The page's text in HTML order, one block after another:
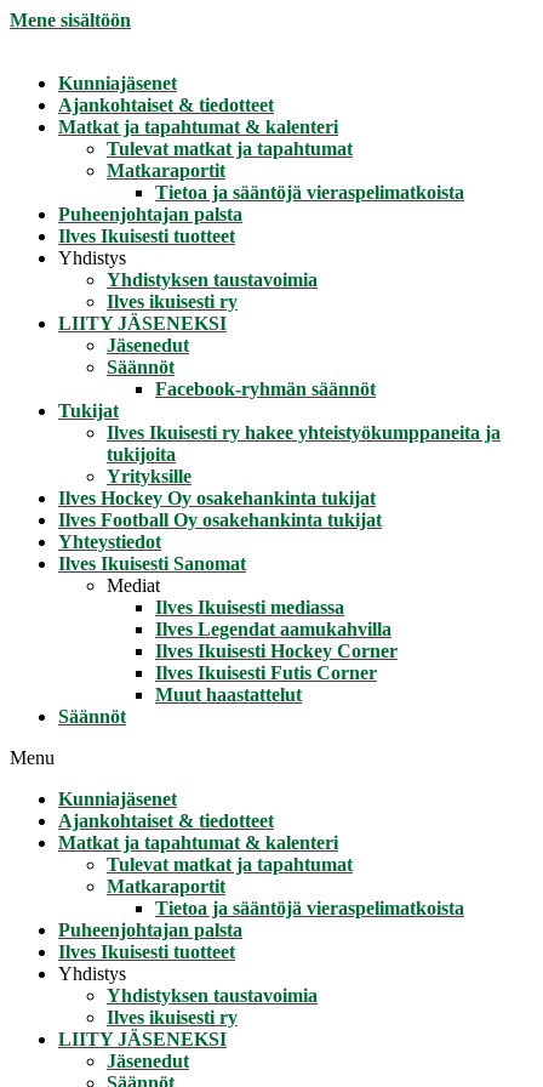
Mene sisältöön
Kunniajäsenet
Ajankohtaiset & tiedotteet
Matkat ja tapahtumat & kalenteri
Tulevat matkat ja tapahtumat
Matkaraportit
Tietoa ja sääntöjä vieraspelimatkoista
Puheenjohtajan palsta
Ilves Ikuisesti tuotteet
Yhdistys
Yhdistyksen taustavoimia
Ilves ikuisesti ry
LIITY JÄSENEKSI
Jäsenedut
Säännöt
Facebook-ryhmän säännöt
Tukijat
Ilves Ikuisesti ry hakee yhteistyökumppaneita ja
tukijoita
Yrityksille
Ilves Hockey Oy osakehankinta tukijat
Ilves Football Oy osakehankinta tukijat
Yhteystiedot
Ilves Ikuisesti Sanomat
Mediat
Ilves Ikuisesti mediassa
Ilves Legendat aamukahvilla
Ilves Ikuisesti Hockey Corner
Ilves Ikuisesti Futis Corner
Muut haastattelut
Säännöt
Menu
Kunniajäsenet
Ajankohtaiset & tiedotteet
Matkat ja tapahtumat & kalenteri
Tulevat matkat ja tapahtumat
Matkaraportit
Tietoa ja sääntöjä vieraspelimatkoista
Puheenjohtajan palsta
Ilves Ikuisesti tuotteet
Yhdistys
Yhdistyksen taustavoimia
Ilves ikuisesti ry
LIITY JÄSENEKSI
Jäsenedut
Säännöt